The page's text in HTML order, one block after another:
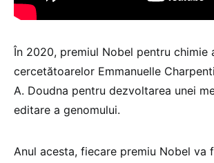
În 2020, premiul Nobel pentru chimie
cercetătoarelor Emmanuelle
A. Doudna pentru dezvoltarea unei
editare a genomului.
Anul acesta, fiecare premiu Nobel va